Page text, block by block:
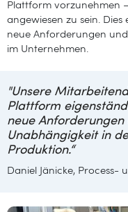
Plattform vorzunehmen
angewiesen zu sein.
neue Anforderungen
im Unternehmen.
"Unsere
Plattform
neue
Unabhängigkeit in
Produktion.“
Daniel Jänicke, Process-